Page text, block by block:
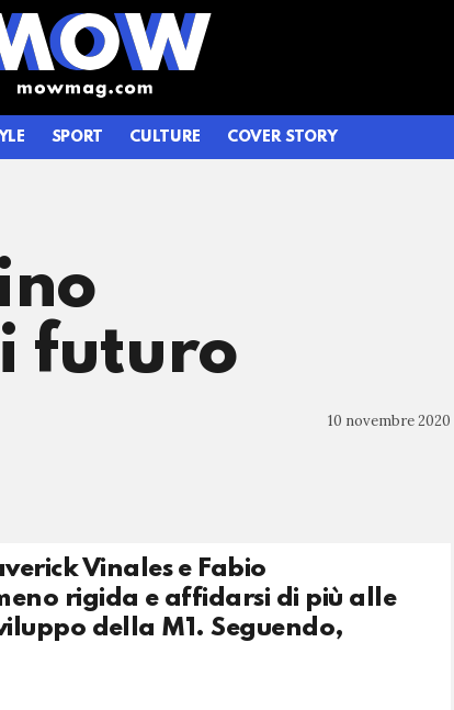
SPORT CULTURE COVER STORY
futuro
10 novembre 2020
Vinales e Fabio
rigida e affidarsi di più alle
della M1. Seguendo,